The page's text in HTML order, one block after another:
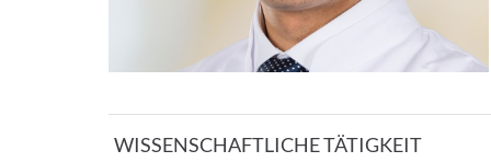
WISSENSCHAFTLICHE TÄTIGKEIT